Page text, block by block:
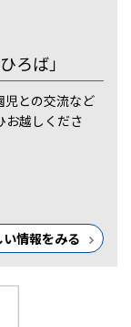
ろば」
児との交流など
お越しくださ
い情報をみる